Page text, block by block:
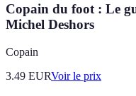
Copain du foot : Le
Michel Deshors
Copain
3.49 EURVoir le prix